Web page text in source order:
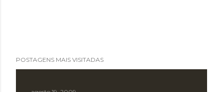
POSTAGENS MAIS VISITADAS